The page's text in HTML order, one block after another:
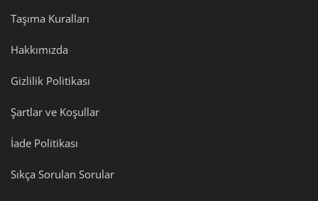
Taşıma Kuralları
Hakkımızda
Gizlilik Politikası
Şartlar ve Koşullar
İade Politikası
Sıkça Sorulan Sorular